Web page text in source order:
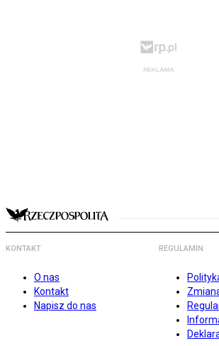
KONTAKT
O nas
Kontakt
Napisz do nas
REGULAMIN